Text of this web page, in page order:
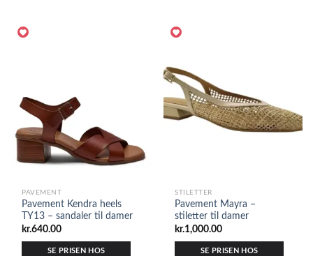
PAVEMENT
Pavement Kendra heels
TY13 – sandaler til damer
kr.640.00
SE PRISEN HOS
STILETTER
Pavement Mayra –
stiletter til damer
kr.1,000.00
SE PRISEN HOS